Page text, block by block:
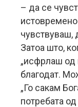
– да се
чувствуваш,
Затоа што,
„исфрлаш од
благодат.
„Го сакам
потребата